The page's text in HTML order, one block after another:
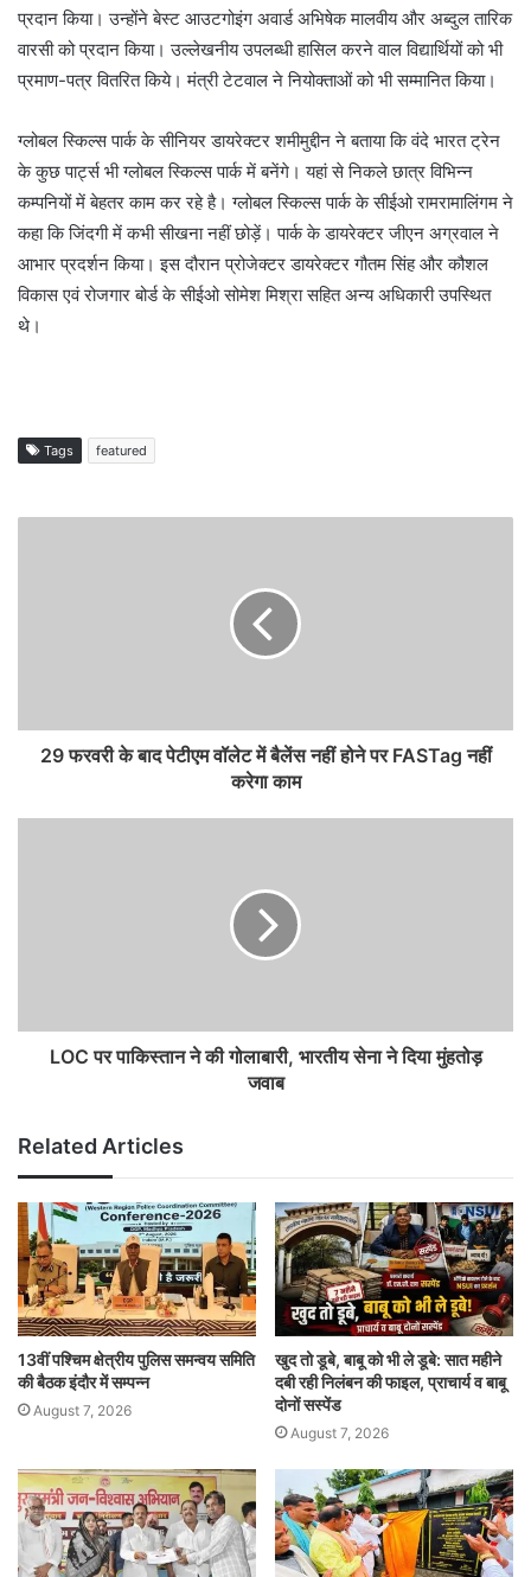
प्रदान किया। उन्होंने बेस्ट आउटगोइंग अवार्ड अभिषेक मालवीय और अब्दुल तारिक
वारसी को प्रदान किया। उल्लेखनीय उपलब्धी हासिल करने वाल विद्यार्थियों को भी
प्रमाण-पत्र वितरित किये। मंत्री टेटवाल ने नियोक्ताओं को भी सम्मानित किया।
ग्लोबल स्किल्स पार्क के सीनियर डायरेक्टर शमीमुद्दीन ने बताया कि वंदे भारत ट्रेन
के कुछ पार्ट्स भी ग्लोबल स्किल्स पार्क में बनेंगे। यहां से निकले छात्र विभिन्न
कम्पनियों में बेहतर काम कर रहे है। ग्लोबल स्किल्स पार्क के सीईओ रामरामालिंगम ने
कहा कि जिंदगी में कभी सीखना नहीं छोड़ें। पार्क के डायरेक्टर जीएन अग्रवाल ने
आभार प्रदर्शन किया। इस दौरान प्रोजेक्टर डायरेक्टर गौतम सिंह और कौशल
विकास एवं रोजगार बोर्ड के सीईओ सोमेश मिश्रा सहित अन्य अधिकारी उपस्थित
थे।
Tags featured
29 फरवरी के बाद पेटीएम वॉलेट में बैलेंस नहीं होने पर FASTag नहीं
करेगा काम
LOC पर पाकिस्तान ने की गोलाबारी, भारतीय सेना ने दिया मुंहतोड़
जवाब
Related Articles
13वीं पश्चिम क्षेत्रीय पुलिस समन्वय समिति
की बैठक इंदौर में सम्पन्न
August 7, 2026
खुद तो डूबे, बाबू को भी ले डूबे: सात महीने
दबी रही निलंबन की फाइल, प्राचार्य व बाबू
दोनों सस्पेंड
August 7, 2026